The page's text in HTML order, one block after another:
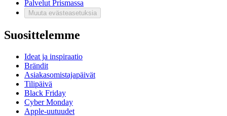
Palvelut Prismassa
Muuta evästeasetuksia
Suosittelemme
Ideat ja inspiraatio
Brändit
Asiakasomistajapäivät
Tilipäivä
Black Friday
Cyber Monday
Apple-uutuudet